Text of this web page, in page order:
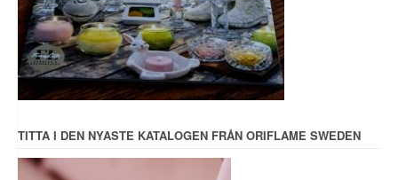
TITTA I DEN NYASTE KATALOGEN FRÅN ORIFLAME SWEDEN